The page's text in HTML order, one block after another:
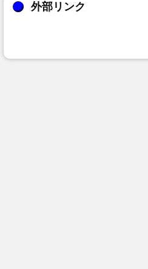
外部リンク